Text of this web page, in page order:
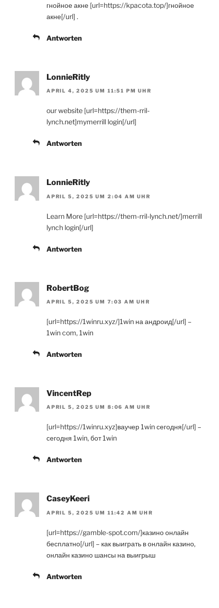
гнойное акне [url=https://kpacota.top/]гнойное
акне[/url] .
Antworten
LonnieRitly
APRIL 4, 2025 UM 11:51 PM UHR
our website [url=https://them-rril-
lynch.net]mymerrill login[/url]
Antworten
LonnieRitly
APRIL 5, 2025 UM 2:04 AM UHR
Learn More [url=https://them-rril-lynch.net/]merrill
lynch login[/url]
Antworten
RobertBog
APRIL 5, 2025 UM 7:03 AM UHR
[url=https://1winru.xyz/]1win на андроид[/url] –
1win com, 1win
Antworten
VincentRep
APRIL 5, 2025 UM 8:06 AM UHR
[url=https://1winru.xyz]ваучер 1win сегодня[/url] –
сегодня 1win, бот 1win
Antworten
CaseyKeeri
APRIL 5, 2025 UM 11:42 AM UHR
[url=https://gamble-spot.com/]казино онлайн
бесплатно[/url] – как выиграть в онлайн казино,
онлайн казино шансы на выигрыш
Antworten